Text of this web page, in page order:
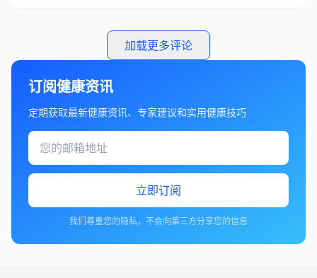
加载更多评论
订阅健康资讯
定期获取最新健康资讯、专家建议和实用健康技巧
立即订阅
我们尊重您的隐私，不会向第三方分享您的信息